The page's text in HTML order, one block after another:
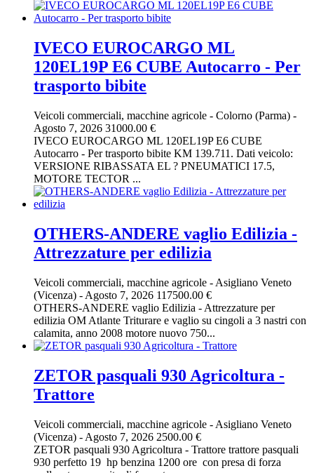
IVECO EUROCARGO ML
120EL19P E6 CUBE Autocarro - Per
trasporto bibite
Veicoli commerciali, macchine agricole - Colorno (Parma) -
Agosto 7, 2026 31000.00 €
IVECO EUROCARGO ML 120EL19P E6 CUBE
Autocarro - Per trasporto bibite KM 139.711. Dati veicolo:
VERSIONE RIBASSATA EL ? PNEUMATICI 17.5,
MOTORE TECTOR ...
OTHERS-ANDERE vaglio Edilizia -
Attrezzature per edilizia
Veicoli commerciali, macchine agricole - Asigliano Veneto
(Vicenza) - Agosto 7, 2026 117500.00 €
OTHERS-ANDERE vaglio Edilizia - Attrezzature per
edilizia OM Atlante Triturare e vaglio su cingoli a 3 nastri con
calamita, anno 2008 motore nuovo 750...
ZETOR pasquali 930 Agricoltura -
Trattore
Veicoli commerciali, macchine agricole - Asigliano Veneto
(Vicenza) - Agosto 7, 2026 2500.00 €
ZETOR pasquali 930 Agricoltura - Trattore trattore pasquali
930 perfetto 19 hp benzina 1200 ore con presa di forza